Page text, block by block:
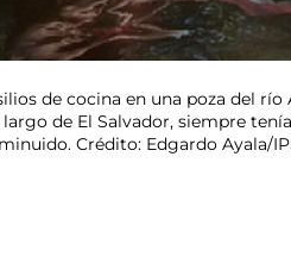
de cocina en una poza del
de El Salvador, siempre
Crédito: Edgardo Ayala/